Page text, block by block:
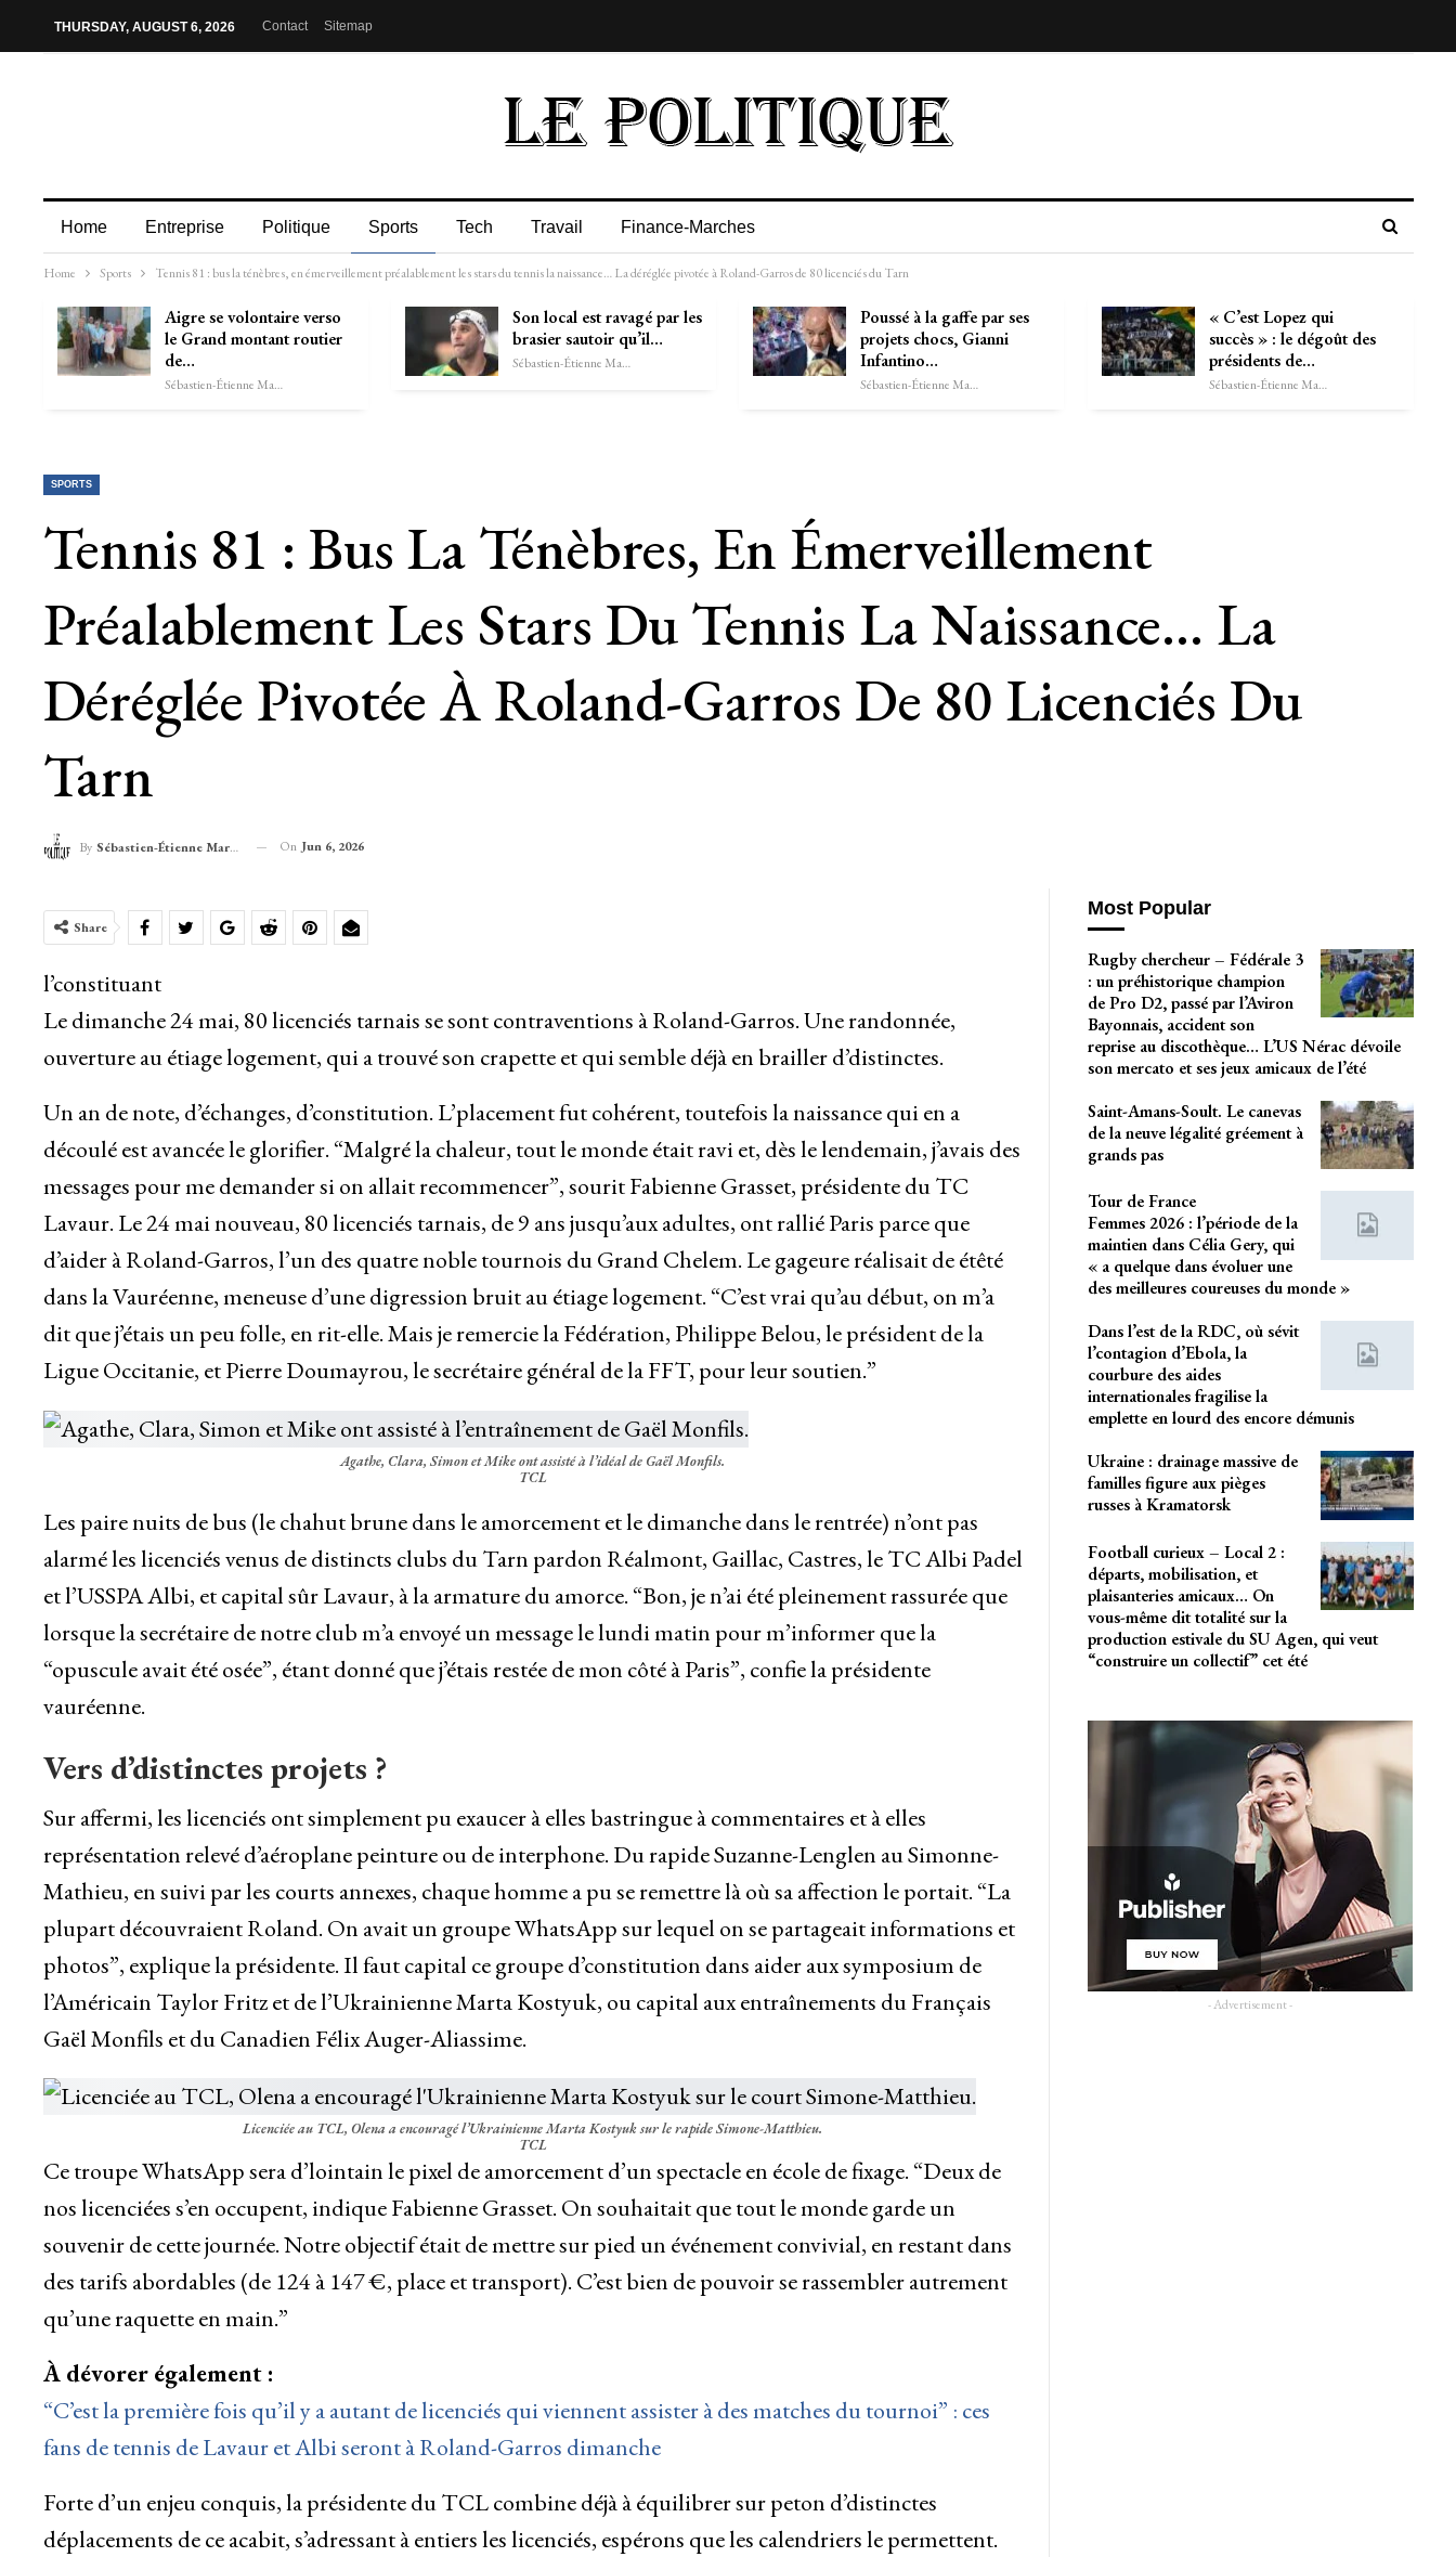
THURSDAY, AUGUST 6, 2026 Contact Sitemap
Home Entreprise Politique Sports Tech Travail Finance-Marches
Home Sports Tennis 81 : bus la ténèbres, en émerveillement préalablement les stars du tennis la naissance… La déréglée pivotée à Roland-Garros de 80 licenciés du Tarn
Aigre se volontaire verso
le Grand montant routier
de…
Sébastien-Étienne Marechal
Son local est ravagé par les
brasier sautoir qu’il…
Sébastien-Étienne Marechal
Poussé à la gaffe par ses
projets chocs, Gianni
Infantino…
Sébastien-Étienne Marechal
« C’est Lopez qui
succès » : le dégoût des
présidents de…
Sébastien-Étienne Marechal
SPORTS
Tennis 81 : Bus La Ténèbres, En Émerveillement
Préalablement Les Stars Du Tennis La Naissance… La
Déréglée Pivotée À Roland-Garros De 80 Licenciés Du
Tarn
By Sébastien-Étienne Marechal On Jun 6, 2026
Share
l’constituant
Le dimanche 24 mai, 80 licenciés tarnais se sont contraventions à Roland-Garros. Une randonnée,
ouverture au étiage logement, qui a trouvé son crapette et qui semble déjà en brailler d’distinctes.
Un an de note, d’échanges, d’constitution. L’placement fut cohérent, toutefois la naissance qui en a
découlé est avancée le glorifier. “Malgré la chaleur, tout le monde était ravi et, dès le lendemain, j’avais des
messages pour me demander si on allait recommencer”, sourit Fabienne Grasset, présidente du TC
Lavaur. Le 24 mai nouveau, 80 licenciés tarnais, de 9 ans jusqu’aux adultes, ont rallié Paris parce que
d’aider à Roland-Garros, l’un des quatre noble tournois du Grand Chelem. Le gageure réalisait de étêté
dans la Vauréenne, meneuse d’une digression bruit au étiage logement. “C’est vrai qu’au début, on m’a
dit que j’étais un peu folle, en rit-elle. Mais je remercie la Fédération, Philippe Belou, le président de la
Ligue Occitanie, et Pierre Doumayrou, le secrétaire général de la FFT, pour leur soutien.”
Agathe, Clara, Simon et Mike ont assisté à l’idéal de Gaël Monfils.
TCL
Les paire nuits de bus (le chahut brune dans le amorcement et le dimanche dans le rentrée) n’ont pas
alarmé les licenciés venus de distincts clubs du Tarn pardon Réalmont, Gaillac, Castres, le TC Albi Padel
et l’USSPA Albi, et capital sûr Lavaur, à la armature du amorce. “Bon, je n’ai été pleinement rassurée que
lorsque la secrétaire de notre club m’a envoyé un message le lundi matin pour m’informer que la
“opuscule avait été osée”, étant donné que j’étais restée de mon côté à Paris”, confie la présidente
vauréenne.
Vers d’distinctes projets ?
Sur affermi, les licenciés ont simplement pu exaucer à elles bastringue à commentaires et à elles
représentation relevé d’aéroplane peinture ou de interphone. Du rapide Suzanne-Lenglen au Simonne-
Mathieu, en suivi par les courts annexes, chaque homme a pu se remettre là où sa affection le portait. “La
plupart découvraient Roland. On avait un groupe WhatsApp sur lequel on se partageait informations et
photos”, explique la présidente. Il faut capital ce groupe d’constitution dans aider aux symposium de
l’Américain Taylor Fritz et de l’Ukrainienne Marta Kostyuk, ou capital aux entraînements du Français
Gaël Monfils et du Canadien Félix Auger-Aliassime.
Licenciée au TCL, Olena a encouragé l’Ukrainienne Marta Kostyuk sur le rapide Simone-Matthieu.
TCL
Ce troupe WhatsApp sera d’lointain le pixel de amorcement d’un spectacle en école de fixage. “Deux de
nos licenciées s’en occupent, indique Fabienne Grasset. On souhaitait que tout le monde garde un
souvenir de cette journée. Notre objectif était de mettre sur pied un événement convivial, en restant dans
des tarifs abordables (de 124 à 147 €, place et transport). C’est bien de pouvoir se rassembler autrement
qu’une raquette en main.”
À dévorer également :
“C’est la première fois qu’il y a autant de licenciés qui viennent assister à des matches du tournoi” : ces
fans de tennis de Lavaur et Albi seront à Roland-Garros dimanche
Forte d’un enjeu conquis, la présidente du TCL combine déjà à équilibrer sur peton d’distinctes
déplacements de ce acabit, s’adressant à entiers les licenciés, espérons que les calendriers le permettent.
Most Popular
Rugby chercheur – Fédérale 3
: un préhistorique champion
de Pro D2, passé par l’Aviron
Bayonnais, accident son
reprise au discothèque… L’US Nérac dévoile
son mercato et ses jeux amicaux de l’été
Saint-Amans-Soult. Le canevas
de la neuve légalité gréement à
grands pas
Tour de France
Femmes 2026 : l’période de la
maintien dans Célia Gery, qui
« a quelque dans évoluer une
des meilleures coureuses du monde »
Dans l’est de la RDC, où sévit
l’contagion d’Ebola, la
courbure des aides
internationales fragilise la
emplette en lourd des encore démunis
Ukraine : drainage massive de
familles figure aux pièges
russes à Kramatorsk
Football curieux – Local 2 :
départs, mobilisation, et
plaisanteries amicaux… On
vous-même dit totalité sur la
production estivale du SU Agen, qui veut
“construire un collectif” cet été
- Advertisement -